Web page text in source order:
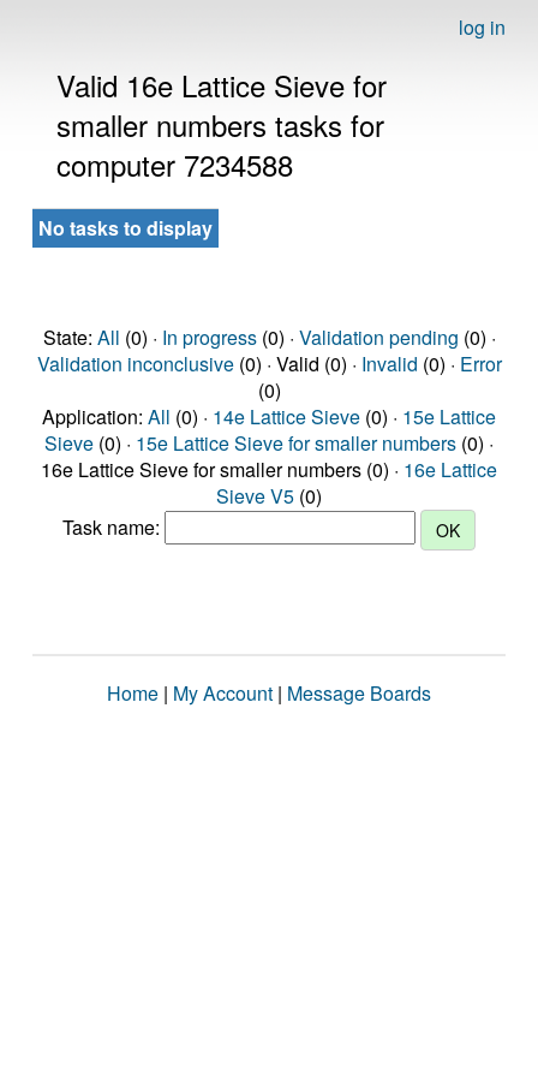
log in
Valid 16e Lattice Sieve for
smaller numbers tasks for
computer 7234588
No tasks to display
State: All (0) · In progress(0) · Validation pending (0) ·
Validation inconclusive(0) · Valid (0) · Invalid (0) · Error
(0)
Application: All (0) · 14e Lattice Sieve (0) · 15e Lattice
Sieve (0) · 15e Lattice Sieve for smaller numbers (0) ·
16e Lattice Sieve for smaller numbers (0) · 16e Lattice
Sieve V5 (0)
Task name:
Home | My Account | Message Boards